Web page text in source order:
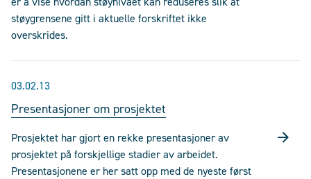
støygrensene gitt i aktuelle forskriftet ikke
overskrides.
03.02.13
Presentasjoner om prosjektet
Prosjektet har gjort en rekke presentasjoner av
prosjektet på forskjellige stadier av arbeidet.
Presentasjonene er her satt opp med de nyeste først